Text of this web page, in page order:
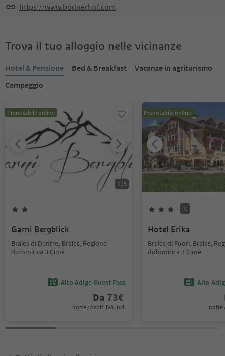
https://www.bodnerhof.com
Trova il tuo alloggio nelle vicinanze
Hotel & Pensione Bed & Breakfast
Vacanze in agriturismo
Campeggio
Prenotabile online
1/8
Garni Bergblick
Braies di Dentro, Braies, Regione
dolomitica 3 Cime
Alto Adige Guest Pass
Da 73€
notte / ospiti IVA incl.
Prenotabile online
S
Hotel Erika
Braies di Fuori, Braies,
dolomitica 3 Cime
Alto
notte